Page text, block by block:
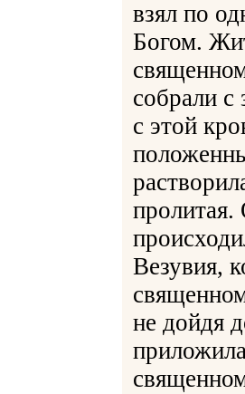
взял по
Богом.
собрали с
с этой
Везувия,
не дойдя